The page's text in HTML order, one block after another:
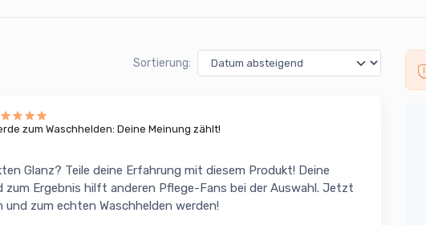
Sortierung:
zum Waschhelden: Deine Meinung zählt!
Glanz? Teile deine Erfahrung mit diesem Produkt! Deine
zum Ergebnis hilft anderen Pflege-Fans bei der Auswahl. Jetzt
und zum echten Waschhelden werden!